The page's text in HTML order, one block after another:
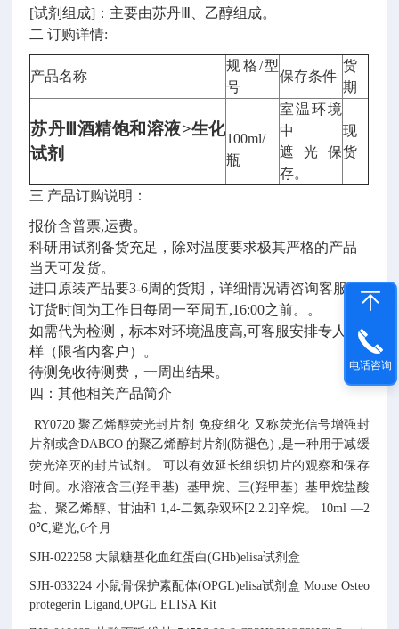
[试剂组成]：主要由苏丹Ⅲ、乙醇组成。
二 订购详情:
产品名称
规格/型
号
保存条件
货
期
苏丹Ⅲ酒精饱和溶液>生化
试剂
100ml/
瓶
室温环境
中
遮光保
存。
现
货
三 产品订购说明：
报价含普票,运费。
科研用试剂备货充足，除对温度要求极其严格的产品
当天可发货。
进口原装产品要3-6周的货期，详细情况请咨询客服。
订货时间为工作日每周一至周五,16:00之前。。
如需代为检测，标本对环境温度高,可客服安排专人取
样（限省内客户）。
待测免收待测费，一周出结果。
四：其他相关产品简介
RY0720 聚乙烯醇荧光封片剂 免疫组化 又称荧光信号增强封
片剂或含DABCO 的聚乙烯醇封片剂(防褪色) ,是一种用于减缓
荧光淬灭的封片试剂。
可以有效延长组织切片的观察和保存
时间。水溶液含三(羟甲基)
基甲烷、三(羟甲基)
基甲烷盐酸
盐、聚乙烯醇、甘油和 1,4-二氮杂双环[2.2.2]辛烷。
10ml —2
0℃,避光,6个月
SJH-022258 大鼠糖基化血红蛋白(GHb)elisa试剂盒
SJH-033224 小鼠骨保护素配体(OPGL)elisa试剂盒 Mouse Osteo
protegerin Ligand,OPGL ELISA Kit
电话咨询